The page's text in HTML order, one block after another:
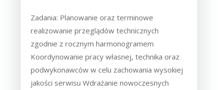
Zadania: Planowanie oraz terminowe
realizowanie przeglądów technicznych
zgodnie z rocznym harmonogramem
Koordynowanie pracy własnej, technika oraz
podwykonawców w celu zachowania wysokiej
jakości serwisu Wdrażanie nowoczesnych